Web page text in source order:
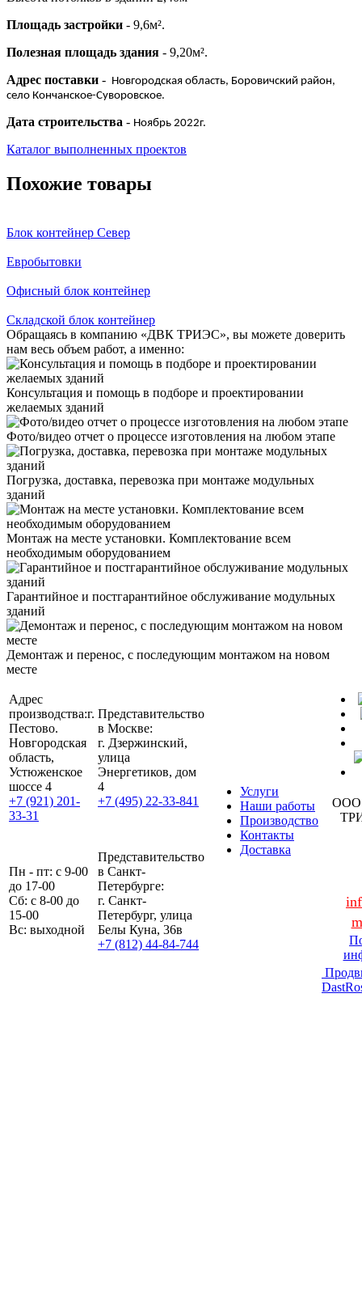
Площадь застройки - 9,6м².
Полезная площадь здания - 9,20м².
Адрес поставки - Новгородская область, Боровичский район,
село Кончанское-Суворовское.
Дата строительства - Ноябрь 2022г.
Каталог выполненных проектов
Похожие товары
Блок контейнер Север
Евробытовки
Офисный блок контейнер
Складской блок контейнер
Обращаясь в компанию «ДВК ТРИЭС», вы можете доверить
нам весь объем работ, а именно:
Консультация и помощь в подборе и проектировании
желаемых зданий
Фото/видео отчет о процессе изготовления на любом этапе
Погрузка, доставка, перевозка при монтаже модульных
зданий
Монтаж на месте установки. Комплектование всем
необходимым оборудованием
Гарантийное и постгарантийное обслуживание модульных
зданий
Демонтаж и перенос, с последующим монтажом на новом
месте
Адрес
производства:г.
Пестово.
Новгородская
область,
Устюженское
шоссе 4
+7 (921) 201-
33-31
Представительство
в Москве:
г. Дзержинский,
улица
Энергетиков, дом
4
+7 (495) 22-33-841
Услуги
Наши работы
Производство
Контакты
Доставка
ООО
Пн - пт: с 9-00
до 17-00
Сб: с 8-00 до
15-00
Вс: выходной
Представительство
в Санкт-
Петербурге:
г. Санкт-
Петербург, улица
Белы Куна, 36в
+7 (812) 44-84-744